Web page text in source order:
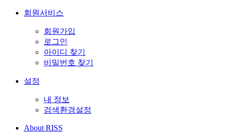
회원서비스
회원가입
로그인
아이디 찾기
비밀번호 찾기
설정
내 정보
검색환경설정
About RISS